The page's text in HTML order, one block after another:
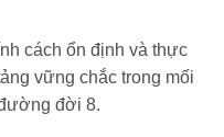
cách ổn định và thực
vững chắc trong mối
đời 8.